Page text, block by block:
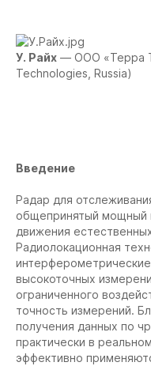
У. Райх — ООО «Терра
Technologies, Russia)
Введение
Радар для
общепринятый мощный
движения
Радиолокационная
высокоточных
ограниченного
точность измерений.
получения данных по
практически в
эффективно